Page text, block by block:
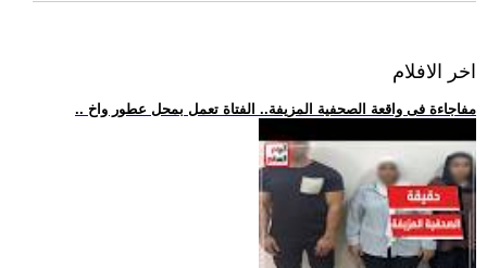
اخر الافلام
.. مفاجاءة فى واقعة الصحفية المزيفة.. الفتاة تعمل بمحل عطور واخ